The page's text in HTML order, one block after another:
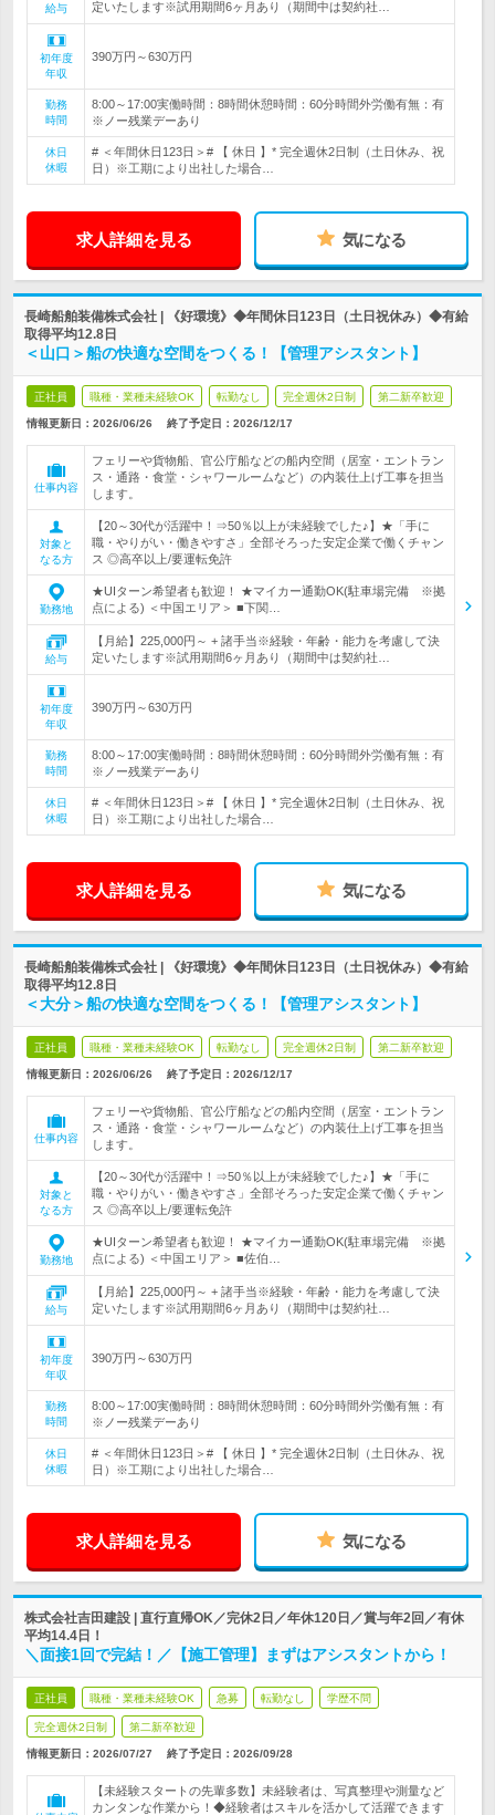
給与 定いたします※試用期間6ヶ月あり（期間中は契約社…
初年度
年収
390万円～630万円
勤務
時間
8:00～17:00実働時間：8時間休憩時間：60分時間外労働有無：有
※ノー残業デーあり
休日
休暇
# ＜年間休日123日＞# 【 休日 】* 完全週休2日制（土日休み、祝
日）※工期により出社した場合…
求人詳細を見る 気になる
長崎船舶装備株式会社 | 《好環境》◆年間休日123日（土日祝休み）◆有給
取得平均12.8日
＜山口＞船の快適な空間をつくる！【管理アシスタント】
正社員 職種・業種未経験OK 転勤なし 完全週休2日制 第二新卒歓迎
情報更新日：2026/06/26 終了予定日： 2026/12/17
仕事内容
フェリーや貨物船、官公庁船などの船内空間（居室・エントラン
ス・通路・食堂・シャワールームなど）の内装仕上げ工事を担当
します。
対象と
なる方
【20～30代が活躍中！⇒50％以上が未経験でした♪】★「手に
職・やりがい・働きやすさ」全部そろった安定企業で働くチャン
ス ◎高卒以上/要運転免許
勤務地
★UIターン希望者も歓迎！ ★マイカー通勤OK(駐車場完備 ※拠
点による) ＜中国エリア＞ ■下関…
給与
【月給】225,000円～ + 諸手当※経験・年齢・能力を考慮して決
定いたします※試用期間6ヶ月あり（期間中は契約社…
初年度
年収
390万円～630万円
勤務
時間
8:00～17:00実働時間：8時間休憩時間：60分時間外労働有無：有
※ノー残業デーあり
休日
休暇
# ＜年間休日123日＞# 【 休日 】* 完全週休2日制（土日休み、祝
日）※工期により出社した場合…
求人詳細を見る 気になる
長崎船舶装備株式会社 | 《好環境》◆年間休日123日（土日祝休み）◆有給
取得平均12.8日
＜大分＞船の快適な空間をつくる！【管理アシスタント】
正社員 職種・業種未経験OK 転勤なし 完全週休2日制 第二新卒歓迎
情報更新日：2026/06/26 終了予定日： 2026/12/17
仕事内容
フェリーや貨物船、官公庁船などの船内空間（居室・エントラン
ス・通路・食堂・シャワールームなど）の内装仕上げ工事を担当
します。
対象と
なる方
【20～30代が活躍中！⇒50％以上が未経験でした♪】★「手に
職・やりがい・働きやすさ」全部そろった安定企業で働くチャン
ス ◎高卒以上/要運転免許
勤務地
★UIターン希望者も歓迎！ ★マイカー通勤OK(駐車場完備 ※拠
点による) ＜中国エリア＞ ■佐伯…
給与
【月給】225,000円～ + 諸手当※経験・年齢・能力を考慮して決
定いたします※試用期間6ヶ月あり（期間中は契約社…
初年度
年収
390万円～630万円
勤務
時間
8:00～17:00実働時間：8時間休憩時間：60分時間外労働有無：有
※ノー残業デーあり
休日
休暇
# ＜年間休日123日＞# 【 休日 】* 完全週休2日制（土日休み、祝
日）※工期により出社した場合…
求人詳細を見る 気になる
株式会社吉田建設 | 直行直帰OK／完休2日／年休120日／賞与年2回／有休
平均14.4日！
＼面接1回で完結！／【施工管理】まずはアシスタントから！
正社員 職種・業種未経験OK 急募 転勤なし 学歴不問
完全週休2日制 第二新卒歓迎
情報更新日：2026/07/27 終了予定日： 2026/09/28
【未経験スタートの先輩多数】未経験者は、写真整理や測量など
カンタンな作業から！◆経験者はスキルを活かして活躍できます